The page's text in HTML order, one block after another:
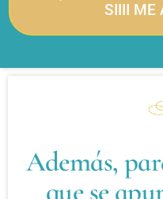
SIIII ME
Además,
que se